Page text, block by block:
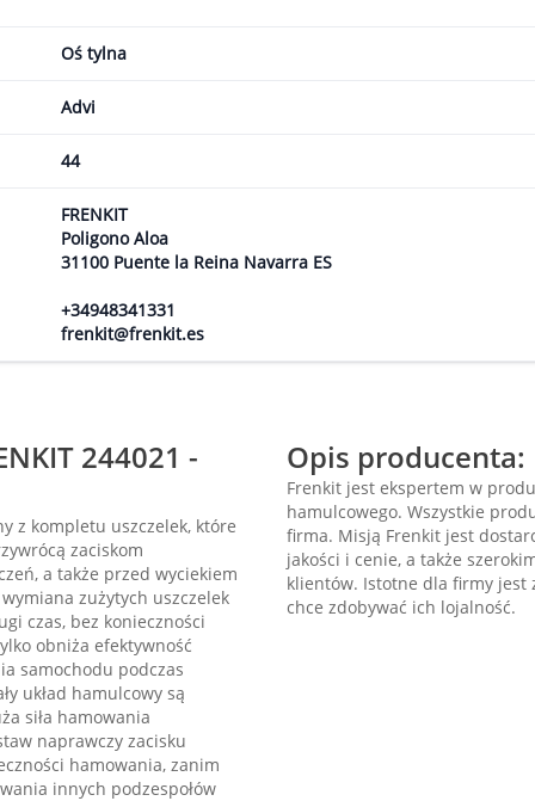
Oś tylna
Advi
44
FRENKIT
Poligono Aloa
31100 Puente la Reina Navarra ES
+34948341331
frenkit@frenkit.es
244021 -
z kompletu uszczelek, które
zaciskom
a także przed wyciekiem
zużytych uszczelek
czas, bez konieczności
obniża efektywność
samochodu podczas
układ hamulcowy są
siła hamowania
naprawczy zacisku
hamowania, zanim
innych podzespołów
Opis producenta:
Frenkit jest ekspertem w
hamulcowego. Wszystkie
firma. Misją Frenkit jest
jakości i cenie, a także
klientów. Istotne dla firmy jest
chce zdobywać ich lojalność.